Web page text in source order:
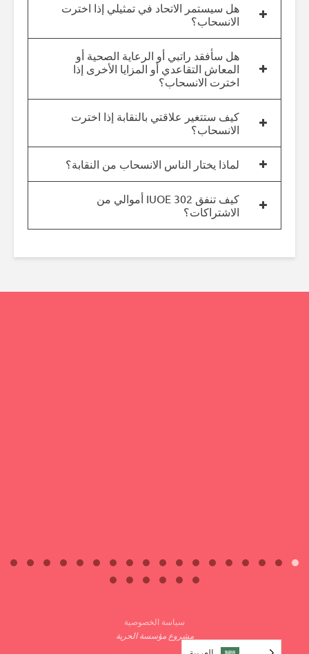
هل سيستمر الاتحاد في تمثيلي إذا اخترت
الانسحاب؟
هل سأفقد راتبي أو الرعاية الصحية أو
المعاش التقاعدي أو المزايا الأخرى إذا
اخترت الانسحاب؟
كيف ستتغير علاقتي بالنقابة إذا اخترت
الانسحاب؟
لماذا يختار الناس الانسحاب من النقابة؟
كيف تنفق IUOE 302 أموالي من
الاشتراكات؟
سياسة الخصوصية
مشروع مؤسسة الحرية